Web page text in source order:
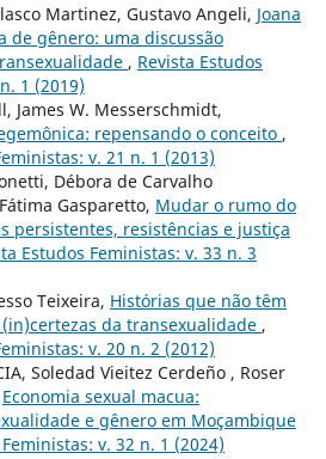
Martinez, Gustavo Angeli, Joana
de gênero: uma discussão
, Revista Estudos
1 (2019)
James W. Messerschmidt,
repensando o conceito ,
v. 21 n. 1 (2013)
Débora de Carvalho
Gasparetto, Mudar o rumo do
persistentes, resistências e justiça
Estudos Feministas: v. 33 n. 3
Teixeira, Histórias que não têm
da transexualidade ,
v. 20 n. 2 (2012)
Soledad Vieitez Cerdeño , Roser
Economia sexual macua:
e gênero em Moçambique
v. 32 n. 1 (2024)